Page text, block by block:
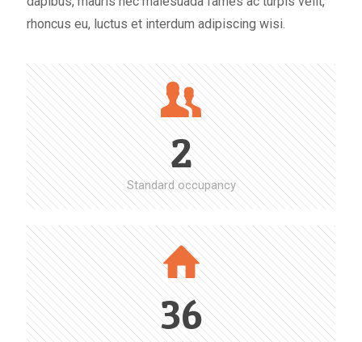
rhoncus eu, luctus et interdum adipiscing wisi.
2
Standard occupancy
36